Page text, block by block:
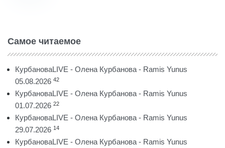
Самое читаемое
КурбановаLIVE - Олена Курбанова - Ramis Yunus
05.08.2026 42
КурбановаLIVE - Олена Курбанова - Ramis Yunus
01.07.2026 22
КурбановаLIVE - Олена Курбанова - Ramis Yunus
29.07.2026 14
КурбановаLIVE - Олена Курбанова - Ramis Yunus